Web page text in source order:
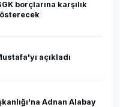
borçlarına karşılık
açıkladı
Adnan Alabay